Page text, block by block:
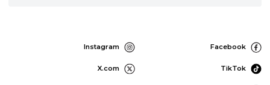
Facebook
Instagram
TikTok
X.com